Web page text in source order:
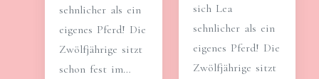
sehnlicher als ein
eigenes Pferd! Die
Zwölfjährige sitzt
schon fest im…
sich Lea
sehnlicher als ein
eigenes Pferd! Die
Zwölfjährige sitzt